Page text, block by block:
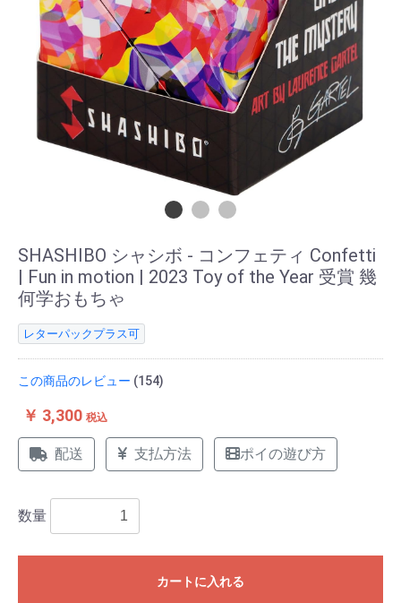
SHASHIBO シャシボ - コンフェティ Confetti
| Fun in motion | 2023 Toy of the Year 受賞 幾
何学おもちゃ
レターパックプラス可
この商品のレビュー (154)
￥ 3,300税込
配送 支払方法 ポイの遊び方
数量
カートに入れる